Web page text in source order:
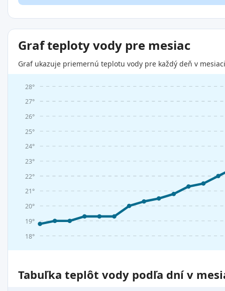
Graf teploty vody pre mesiac
Graf ukazuje priemernú teplotu vody pre každý deň v
18°
19°
20°
21°
22°
23°
24°
25°
26°
27°
28°
Tabuľka teplôt vody podľa dní v